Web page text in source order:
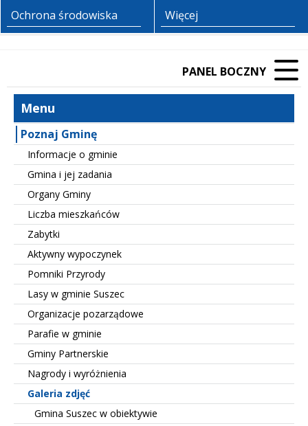
Ochrona środowiska Więcej
PANEL BOCZNY
Menu
Poznaj Gminę
Informacje o gminie
Gmina i jej zadania
Organy Gminy
Liczba mieszkańców
Zabytki
Aktywny wypoczynek
Pomniki Przyrody
Lasy w gminie Suszec
Organizacje pozarządowe
Parafie w gminie
Gminy Partnerskie
Nagrody i wyróżnienia
Galeria zdjęć
Gmina Suszec w obiektywie